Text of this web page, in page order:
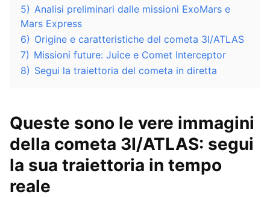
5) Analisi preliminari dalle missioni ExoMars e
Mars Express
6) Origine e caratteristiche del cometa 3I/ATLAS
7) Missioni future: Juice e Comet Interceptor
8) Segui la traiettoria del cometa in diretta
Queste sono le vere immagini
della cometa 3I/ATLAS: segui
la sua traiettoria in tempo
reale